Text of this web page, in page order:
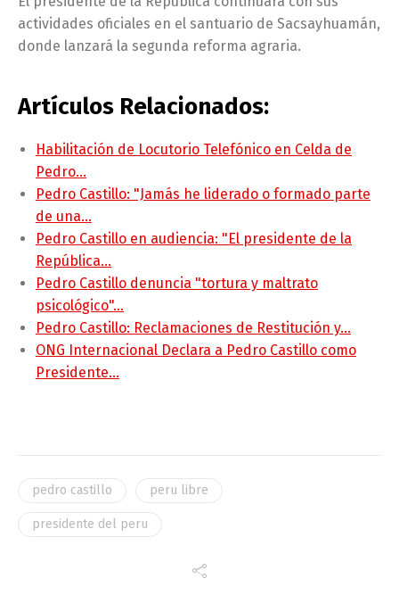
actividades oficiales en el santuario de Sacsayhuamán,
donde lanzará la segunda reforma agraria.
Artículos Relacionados:
Habilitación de Locutorio Telefónico en Celda de
Pedro…
Pedro Castillo: "Jamás he liderado o formado parte
de una…
Pedro Castillo en audiencia: "El presidente de la
República…
Pedro Castillo denuncia "tortura y maltrato
psicológico"…
Pedro Castillo: Reclamaciones de Restitución y…
ONG Internacional Declara a Pedro Castillo como
Presidente…
pedro castillo peru libre
presidente del peru